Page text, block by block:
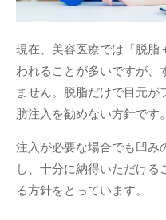
現在、美容医療では「脱脂
われることが多いですが、
ません。脱脂だけで目元
肪注入を勧めない方針です。
注入が必要な場合でも凹み
し、十分に納得いただけ
る方針をとっています。